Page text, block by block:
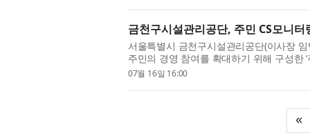
금천구시설관리공단, 주민 CS모니
서울특별시 금천구시설관리공단(이사장
주민의 경영 참여를 확대하기 위해 구성한
다. 주민 CS모니터링단은 기존에 공단 체
07월 16일 16:00
«